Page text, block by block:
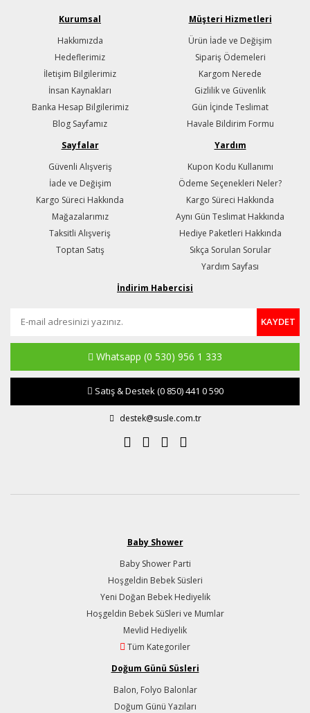
Kurumsal
Hakkımızda
Hedeflerimiz
İletişim Bilgilerimiz
İnsan Kaynakları
Banka Hesap Bilgilerimiz
Blog Sayfamız
Müşteri Hizmetleri
Ürün İade ve Değişim
Sipariş Ödemeleri
Kargom Nerede
Gizlilik ve Güvenlik
Gün İçinde Teslimat
Havale Bildirim Formu
Sayfalar
Güvenli Alışveriş
İade ve Değişim
Kargo Süreci Hakkında
Mağazalarımız
Taksitli Alışveriş
Toptan Satış
Yardım
Kupon Kodu Kullanımı
Ödeme Seçenekleri Neler?
Kargo Süreci Hakkında
Aynı Gün Teslimat Hakkında
Hediye Paketleri Hakkında
Sıkça Sorulan Sorular
Yardım Sayfası
İndirim Habercisi
KAYDET
Whatsapp (0 530) 956 1 333
Satış & Destek(0 850) 441 0 590
destek@susle.com.tr
Baby Shower
Baby Shower Parti
Hoşgeldin Bebek Süsleri
Yeni Doğan Bebek Hediyelik
Hoşgeldin Bebek SüSleri ve Mumlar
Mevlid Hediyelik
Tüm Kategoriler
Doğum Günü Süsleri
Balon, Folyo Balonlar
Doğum Günü Yazıları